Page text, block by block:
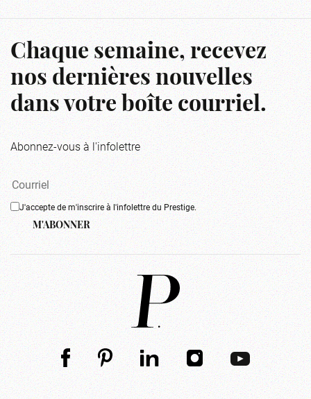
Chaque semaine, recevez
nos dernières nouvelles
dans votre boîte courriel.
Abonnez-vous à l'infolettre
J'accepte de m'inscrire à l'infolettre du Prestige.
M'ABONNER